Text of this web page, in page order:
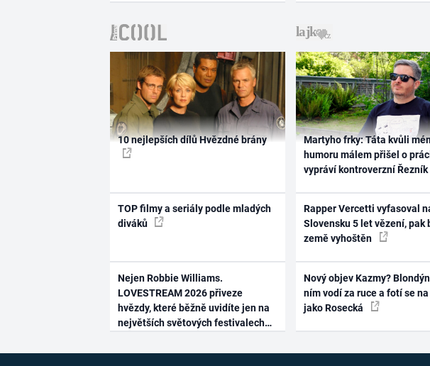
10 nejlepších dílů Hvězdné brány
TOP filmy a seriály podle mladých
diváků
Nejen Robbie Williams.
LOVESTREAM 2026 přiveze
hvězdy, které běžně uvidíte jen na
největších světových festivalech
Martyho frky: Táta kvůli
humoru málem přišel o
vypráví kontroverzní Řezník
Rapper Vercetti vyfasoval
Slovensku 5 let vězení, pak
země vyhoštěn
Nový objev Kazmy?
ním vodí za ruce a fotí se
jako Rosecká